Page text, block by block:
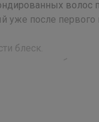
волос
после первого
блеск.